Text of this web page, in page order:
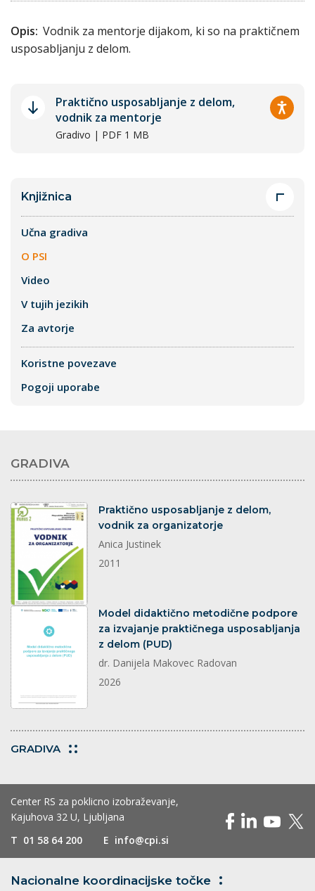
Opis: Vodnik za mentorje dijakom, ki so na praktičnem
usposabljanju z delom.
Praktično usposabljanje z delom,
vodnik za mentorje
Gradivo | PDF 1 MB
Knjižnica
Učna gradiva
O PSI
Video
V tujih jezikih
Za avtorje
Koristne povezave
Pogoji uporabe
GRADIVA
dokument
Praktično usposabljanje z delom,
vodnik za organizatorje
Anica Justinek
2011
dokument
Model didaktično metodične podpore
za izvajanje praktičnega usposabljanja
z delom (PUD)
dr. Danijela Makovec Radovan
2026
GRADIVA
Center RS za poklicno izobraževanje,
Kajuhova 32 U, Ljubljana
T 01 58 64 200 E info@cpi.si
Nacionalne koordinacijske točke